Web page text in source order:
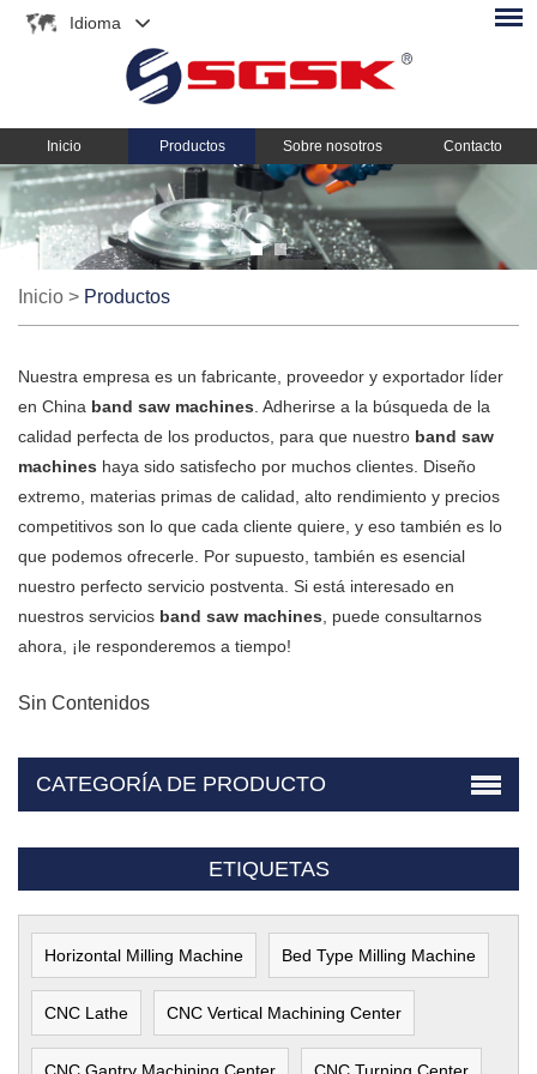
Idioma
Inicio Productos Sobre nosotros Contacto
Inicio > Productos
Nuestra empresa es un fabricante, proveedor y exportador líder
en China band saw machines . Adherirse a la búsqueda de la
calidad perfecta de los productos, para que nuestro band saw
machines haya sido satisfecho por muchos clientes. Diseño
extremo, materias primas de calidad, alto rendimiento y precios
competitivos son lo que cada cliente quiere, y eso también es lo
que podemos ofrecerle. Por supuesto, también es esencial
nuestro perfecto servicio postventa. Si está interesado en
nuestros servicios band saw machines , puede consultarnos
ahora, ¡le responderemos a tiempo!
Sin Contenidos
CATEGORÍA DE PRODUCTO
ETIQUETAS
Horizontal Milling Machine Bed Type Milling Machine
CNC Lathe CNC Vertical Machining Center
CNC Gantry Machining Center CNC Turning Center